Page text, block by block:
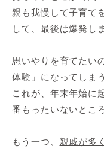
親も我慢して子育て
して、最後は爆発し
思いやりを育てたい
体験」になってしま
これが、年末年始に
番もったいないとこ
もう一つ、 親戚が多